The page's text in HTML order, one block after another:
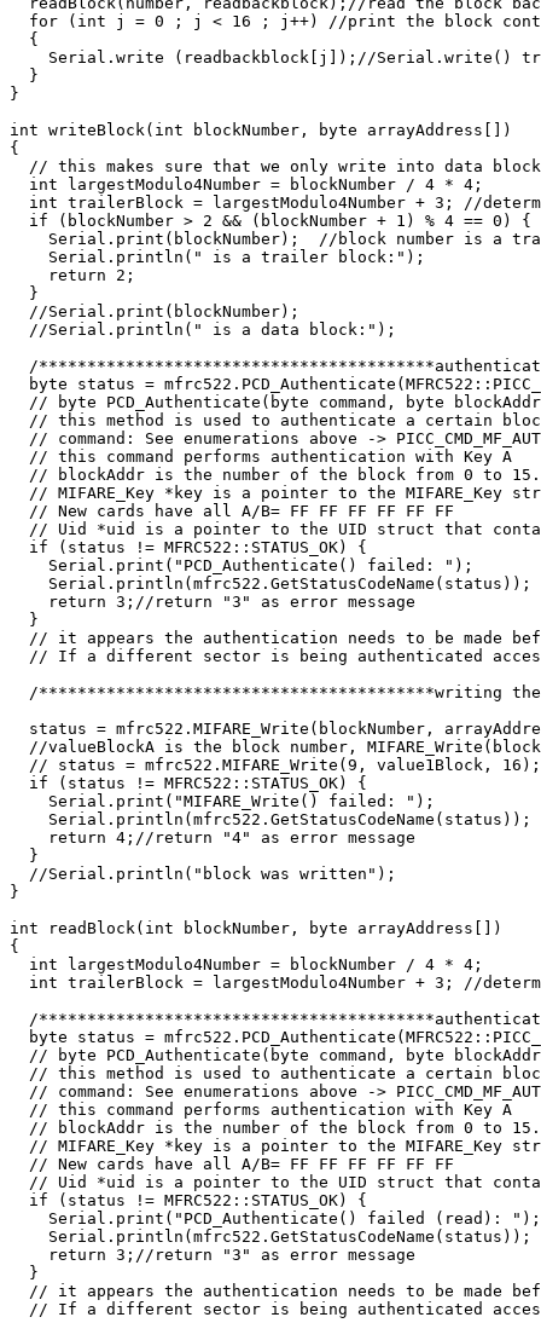
for (int j = 0 ; j < 16 ; j++) //print the block
  {
Serial.write (readbackblock[j]);//Serial.write()
  }
}
int writeBlock(int blockNumber, byte arrayAddress[])
{
// this makes sure that we only write into data
  int largestModulo4Number = blockNumber / 4 * 4;
int trailerBlock = largestModulo4Number + 3; //
  if (blockNumber > 2 && (blockNumber + 1) % 4 == 0) {
Serial.print(blockNumber);  //block number is a
    Serial.println(" is a trailer block:");
    return 2;
  }
  //Serial.print(blockNumber);
  //Serial.println(" is a data block:");
/
byte status =
// byte PCD_Authenticate(byte command, byte
// this method is used to authenticate a certain
// command: See enumerations above -> PICC_CMD_MF_AUTH_KEY_A	= 0x60
  // this command performs authentication with Key A
  // blockAddr is the number of the block from 0 to 15.
// MIFARE_Key *key is a pointer to the MIFARE_Key
  // New cards have all A/B= FF FF FF FF FF FF
// Uid *uid is a pointer to the UID struct that
  if (status != MFRC522::STATUS_OK) {
    Serial.print("PCD_Authenticate() failed: ");
    Serial.println(mfrc522.GetStatusCodeName(status));
    return 3;//return "3" as error message
  }
// it appears the authentication needs to be made
// If a different sector is being authenticated
/*****************************************writing
status = mfrc522.MIFARE_Write(blockNumber,
//valueBlockA is the block number,
  // status = mfrc522.MIFARE_Write(9, value1Block, 16);
  if (status != MFRC522::STATUS_OK) {
    Serial.print("MIFARE_Write() failed: ");
    Serial.println(mfrc522.GetStatusCodeName(status));
    return 4;//return "4" as error message
  }
  //Serial.println("block was written");
}
int readBlock(int blockNumber, byte arrayAddress[])
{
  int largestModulo4Number = blockNumber / 4 * 4;
int trailerBlock = largestModulo4Number + 3; //
/
byte status =
// byte PCD_Authenticate(byte command, byte
// this method is used to authenticate a certain
// command: See enumerations above -> PICC_CMD_MF_AUTH_KEY_A	= 0x60
  // this command performs authentication with Key A
  // blockAddr is the number of the block from 0 to 15.
// MIFARE_Key *key is a pointer to the MIFARE_Key
  // New cards have all A/B= FF FF FF FF FF FF
// Uid *uid is a pointer to the UID struct that
  if (status != MFRC522::STATUS_OK) {
    Serial.print("PCD_Authenticate() failed (read): ");
    Serial.println(mfrc522.GetStatusCodeName(status));
    return 3;//return "3" as error message
  }
// it appears the authentication needs to be made
// If a different sector is being authenticated